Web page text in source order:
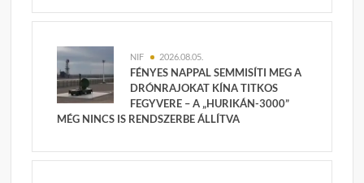
NIF 2026.08.05.
FÉNYES NAPPAL SEMMISÍTI MEG A
DRÓNRAJOKAT KÍNA TITKOS
FEGYVERE – A „HURIKÁN-3000”
MÉG NINCS IS RENDSZERBE ÁLLÍTVA